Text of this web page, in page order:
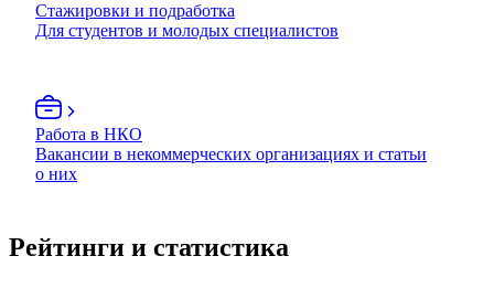
Стажировки и подработка
Для студентов и молодых специалистов
Работа в НКО
Вакансии в некоммерческих организациях и статьи
о них
Рейтинги и статистика